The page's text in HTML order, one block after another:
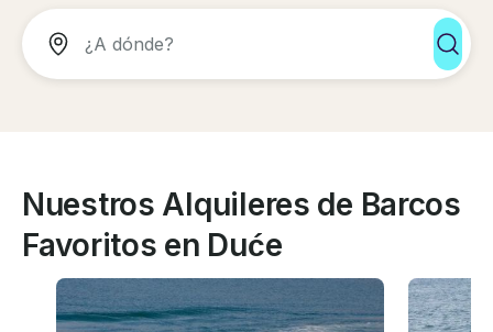
Nuestros Alquileres de Barcos
Favoritos en Duće